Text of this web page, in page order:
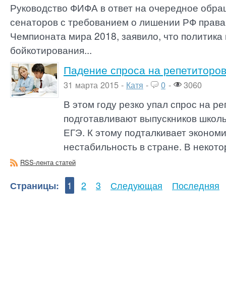
Руководство ФИФА в ответ на очередное
сенаторов с требованием о лишении РФ
Чемпионата мира 2018, заявило, что политика
бойкотирования...
Падение спроса на
31 марта 2015 - Катя - 0 - 3060
В этом году резко упал спрос на
подготавливают выпускников
ЕГЭ. К этому подталкивает
нестабильность в стране. В
RSS-лента статей
Страницы: 1 2 3 Следующая Последняя